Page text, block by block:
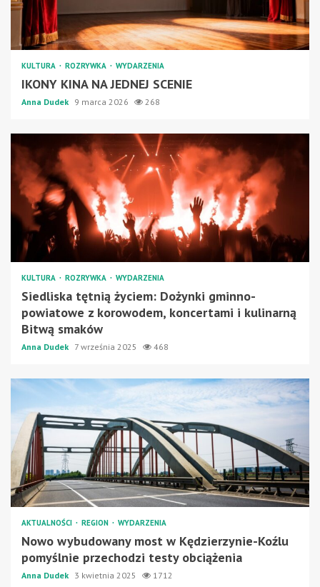
KULTURA ROZRYWKA WYDARZENIA
IKONY KINA NA JEDNEJ SCENIE
Anna Dudek 9 marca 2026 268
KULTURA ROZRYWKA WYDARZENIA
Siedliska tętnią życiem: Dożynki gminno-
powiatowe z korowodem, koncertami i kulinarną
Bitwą smaków
Anna Dudek 7 września 2025 468
AKTUALNOŚCI REGION WYDARZENIA
Nowo wybudowany most w Kędzierzynie-Koźlu
pomyślnie przechodzi testy obciążenia
Anna Dudek 3 kwietnia 2025 1712